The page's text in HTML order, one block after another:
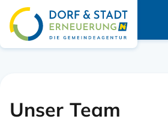
Unser Team